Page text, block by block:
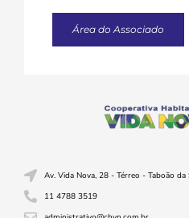
Área do Associado
Av. Vida Nova, 28 - Térreo - Taboão da
11 4788 3519